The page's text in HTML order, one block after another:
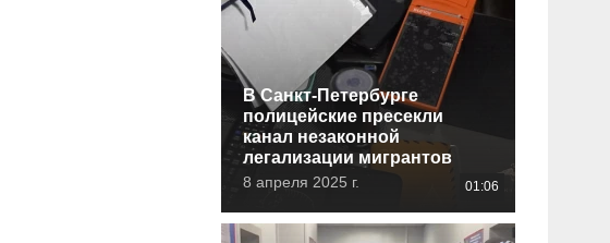
В Санкт-Петербурге
полицейские пресекли
канал незаконной
легализации мигрантов
8 апреля 2025 г. 01:06